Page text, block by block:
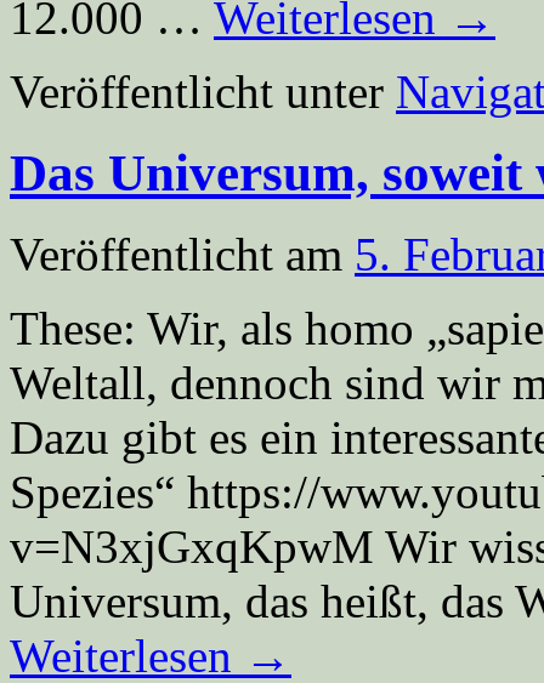
12.000 … Weiterlesen →
Veröffentlicht unter
Das Universum, soweit
Veröffentlicht am 5.
These: Wir, als homo
Weltall, dennoch sind wir
Dazu gibt es ein
Spezies“ https://
v=N3xjGxqKpwM Wir
Universum, das heißt, das
Weiterlesen →